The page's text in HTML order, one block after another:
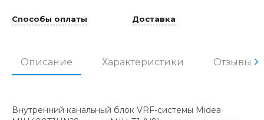
Способы оплаты Доставка
Описание Характеристики Отзывы
Внутренний канальный блок VRF-системы Midea